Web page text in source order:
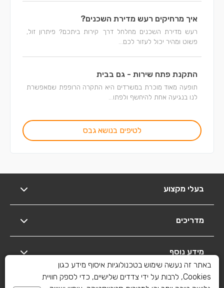
איך מרחיקים רעש מדירת השכנים?
רעש מדירת השכנים מחלחל דרך קירות ביתכם? פיתרון זול,
פשוט ומהיר יכול לעזור לכם...
התקנת פתח שירות - גם בבית
תופעה מאוד מוכרת במשרדים היא התקרה הרופפת שמאפשרת
לנו בנגיעה אחת להיחשף ולפתו...
לטיפים בנושא גבס
בעלי מקצוע
מדריכים
מידע נוסף
יצירת קשר
באתר זה נעשה שימוש בטכנולוגיות איסוף מידע כגון
Cookies, לרבות על ידי צדדים שלישיים, כדי לספק חוויית